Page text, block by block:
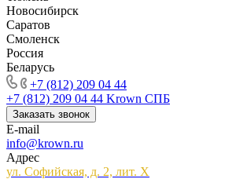
Новосибирск
Саратов
Смоленск
Россия
Беларусь
+7 (812) 209 04 44
+7 (812) 209 04 44 Krown СПБ
Заказать звонок
E-mail
info@krown.ru
Адрес
ул. Софийская, д. 2, лит. Х